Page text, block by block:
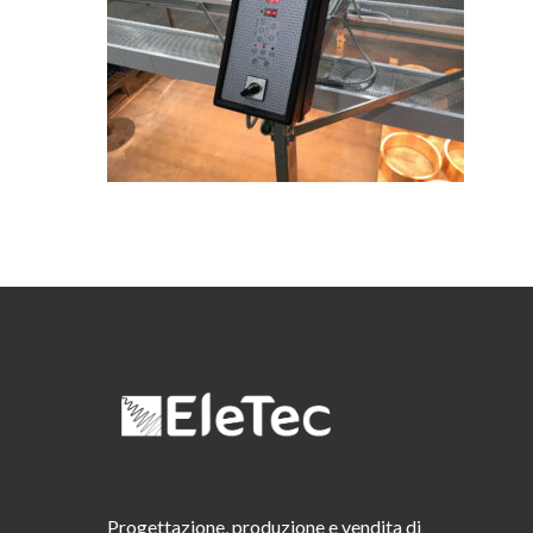
Progettazione, produzione e vendita di